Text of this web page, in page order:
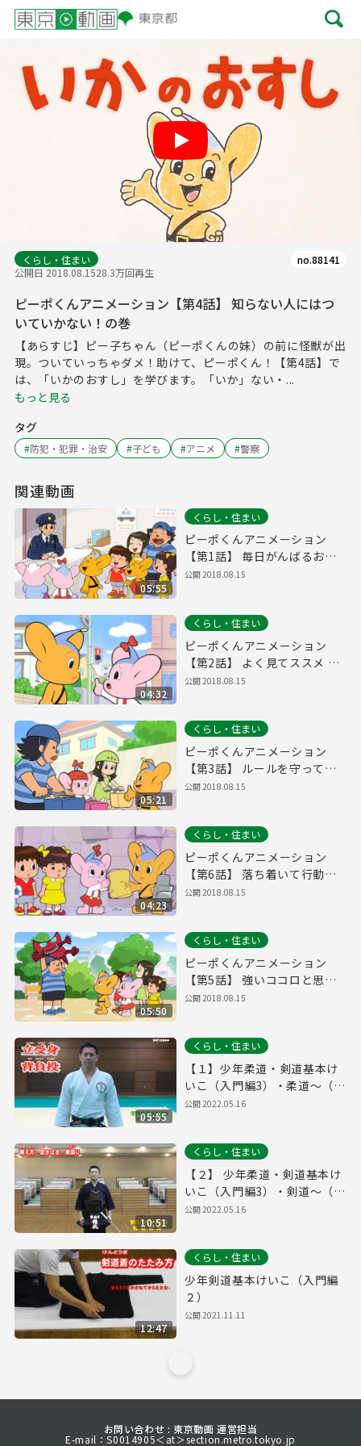
くらし・住まい
公開日 2018.08.1528.3万回再生
no.88141
ピーポくんアニメーション【第4話】 知らない人にはつ
いていかない！の巻
【あらすじ】ピー子ちゃん（ピーポくんの妹）の前に怪獣が出
現。ついていっちゃダメ！助けて、ピーポくん！【第4話】で
は、「いかのおすし」を学びます。「いか」ない・...
もっと見る
タグ
#防犯・犯罪・治安 #子ども #アニメ #警察
関連動画
05:55
くらし・住まい
ピーポくんアニメーション
【第1話】 毎日がんばるおま
わりさん！の巻
公開2018.08.15
04:32
くらし・住まい
ピーポくんアニメーション
【第2話】 よく見てススメ 青
信号！の巻
公開2018.08.15
05:21
くらし・住まい
ピーポくんアニメーション
【第3話】 ルールを守って楽
しい自転車！の巻
公開2018.08.15
04:23
くらし・住まい
ピーポくんアニメーション
【第6話】 落ち着いて行動す
る！の巻
公開2018.08.15
05:50
くらし・住まい
ピーポくんアニメーション
【第5話】 強いココロと思い
やり！の巻
公開2018.08.15
05:55
くらし・住まい
【１】少年柔道・剣道基本け
いこ（入門編3）・柔道～（教
養課・少年育成課）
公開2022.05.16
10:51
くらし・住まい
【２】 少年柔道・剣道基本け
いこ（入門編3）・剣道～（教
養課・少年育成課）
公開2022.05.16
12:47
くらし・住まい
少年剣道基本けいこ（入門編
２）
公開2021.11.11
お問い合わせ : 東京動画 運営担当
E-mail：S0014905＜at＞section.metro.tokyo.jp